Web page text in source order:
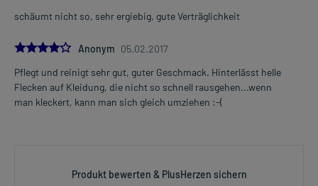
schäumt nicht so, sehr ergiebig, gute Verträglichkeit
4.0Anonym 05.02.2017
Pflegt und reinigt sehr gut, guter Geschmack. Hinterlässt helle
Flecken auf Kleidung, die nicht so schnell rausgehen...wenn
man kleckert, kann man sich gleich umziehen :-(
Produkt bewerten & PlusHerzen sichern